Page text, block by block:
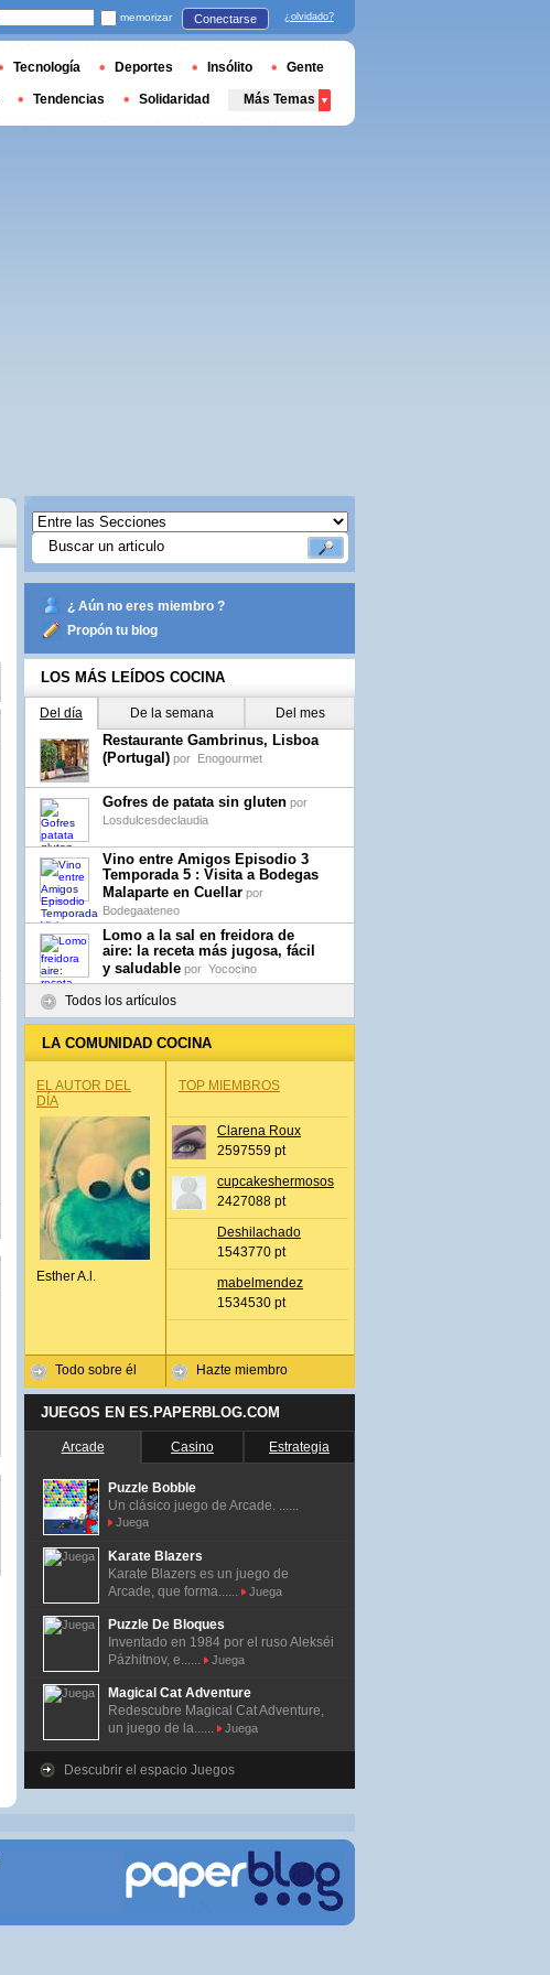
¿ Aún no eres miembro ?
Propón tu blog
LOS MÁS LEÍDOS COCINA
Del día De la semana Del mes
Restaurante Gambrinus, Lisboa
(Portugal) por Enogourmet
Gofres de patata sin gluten por
Losdulcesdeclaudia
Vino entre Amigos Episodio 3
Temporada 5 : Visita a Bodegas
Malaparte en Cuellar por
Bodegaateneo
Lomo a la sal en freidora de
aire: la receta más jugosa, fácil
y saludable por Yococino
Todos los artículos
LA COMUNIDAD COCINA
EL AUTOR DEL
DÍA
Esther A.l.
Todo sobre él
TOP MIEMBROS
Clarena Roux
2597559 pt
cupcakeshermosos
2427088 pt
Deshilachado
1543770 pt
mabelmendez
1534530 pt
Hazte miembro
JUEGOS EN ES.PAPERBLOG.COM
Arcade Casino Estrategia
Puzzle Bobble
Un clásico juego de Arcade. ......
Juega
Karate Blazers
Karate Blazers es un juego de
Arcade, que forma......
Juega
Puzzle De Bloques
Inventado en 1984 por el ruso Alekséi
Pázhitnov, e......
Juega
Magical Cat Adventure
Redescubre Magical Cat Adventure,
un juego de la......
Juega
Descubrir el espacio Juegos
memorizar Conectarse ¿olvidado?
Tecnología Deportes Insólito Gente
Tendencias Solidaridad Más Temas